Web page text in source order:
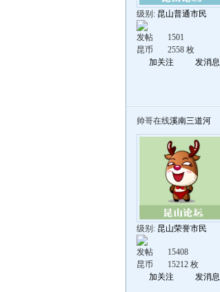
级别: 昆山普通市民
发帖
1501
昆币
2558 枚
加关注
发消息
帅哥在线溪南三道河
级别: 昆山荣誉市民
发帖
15408
昆币
15212 枚
加关注
发消息